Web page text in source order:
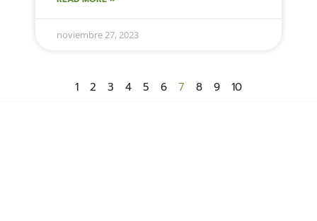
noviembre 27, 2023
1 2 3 4 5 6 7 8 9 10